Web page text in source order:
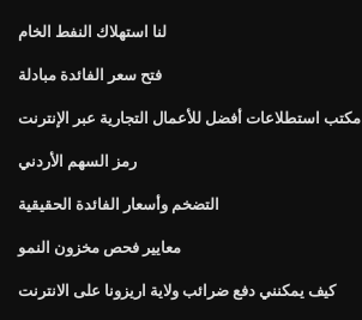
لنا استهلاك النفط الخام
فتح سعر الفائدة مبادلة
مكتب استطلاعات أفضل للأعمال التجارية عبر الإنترنت
رمز السهم الأردني
التضخم وأسعار الفائدة الحقيقية
معايير فحص مخزون النمو
كيف يمكنني دفع ضرائب ولاية اريزونا على الانترنت